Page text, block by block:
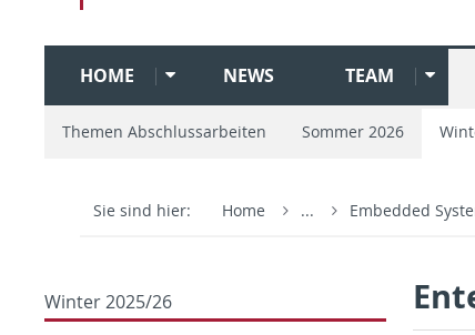
HOME NEWS TEAM
Themen Abschlussarbeiten Sommer 2026
Sie sind hier: Home ... Embedded
Winter 2025/26